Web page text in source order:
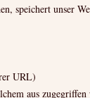
speichert unser
URL)
aus